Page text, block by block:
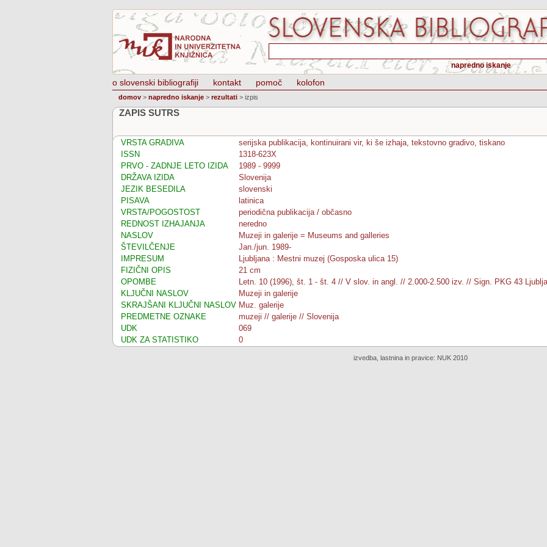
napredno iskanje
o slovenski bibliografiji kontakt pomoč kolofon
domov > napredno iskanje > rezultati > izpis
ZAPIS SUTRS
VRSTA GRADIVA
serijska publikacija, kontinuirani vir, ki še izhaja, tekstovno gradivo, tiskano
ISSN
1318-623X
PRVO - ZADNJE LETO IZIDA
1989 - 9999
DRŽAVA IZIDA
Slovenija
JEZIK BESEDILA
slovenski
PISAVA
latinica
VRSTA/POGOSTOST
periodična publikacija / občasno
REDNOST IZHAJANJA
neredno
NASLOV
Muzeji in galerije = Museums and galleries
ŠTEVILČENJE
Jan./jun. 1989-
IMPRESUM
Ljubljana : Mestni muzej (Gosposka ulica 15)
FIZIČNI OPIS
21 cm
OPOMBE
Letn. 10 (1996), št. 1 - št. 4 // V slov. in angl. // 2.000-2.500 izv. // Sign. PKG 43
KLJUČNI NASLOV
Muzeji in galerije
SKRAJŠANI KLJUČNI NASLOV Muz. galerije
PREDMETNE OZNAKE
muzeji // galerije // Slovenija
UDK
069
UDK ZA STATISTIKO
0
izvedba, lastnina in pravice: NUK 2010